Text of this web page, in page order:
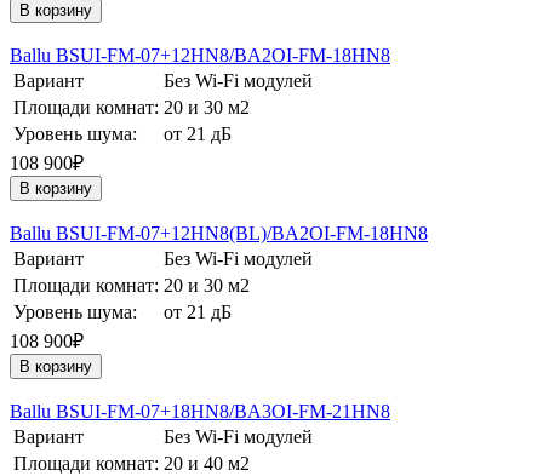
В корзину
Ballu BSUI-FM-07+12HN8/BA2OI-FM-18HN8
Вариант
Без Wi-Fi модулей
Площади комнат: 20 и 30 м2
Уровень шума:
от 21 дБ
108 900₽
В корзину
Ballu BSUI-FM-07+12HN8(BL)/BA2OI-FM-18HN8
Вариант
Без Wi-Fi модулей
Площади комнат: 20 и 30 м2
Уровень шума:
от 21 дБ
108 900₽
В корзину
Ballu BSUI-FM-07+18HN8/BA3OI-FM-21HN8
Вариант
Без Wi-Fi модулей
Площади комнат: 20 и 40 м2